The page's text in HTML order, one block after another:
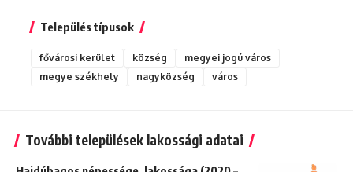
Település típusok
fővárosi kerület község
megyei jogú város
megye székhely
nagyközség város
További települések lakossági adatai